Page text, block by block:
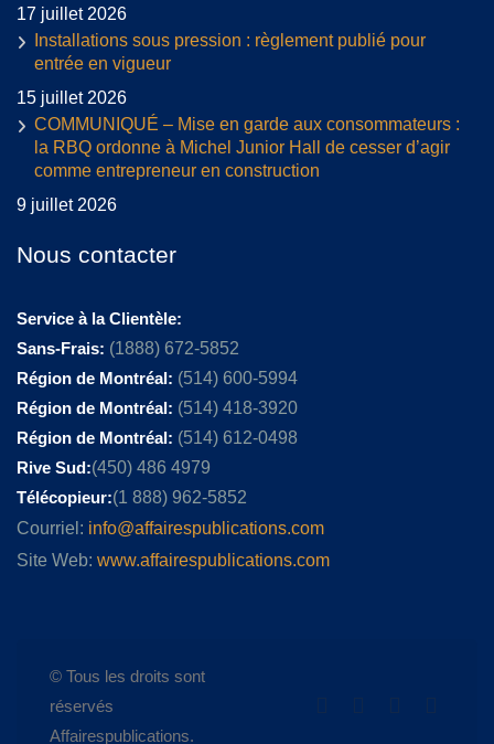
17 juillet 2026
Installations sous pression : règlement publié pour
entrée en vigueur
15 juillet 2026
COMMUNIQUÉ – Mise en garde aux consommateurs :
la RBQ ordonne à Michel Junior Hall de cesser d’agir
comme entrepreneur en construction
9 juillet 2026
Nous contacter
Service à la Clientèle:
Sans-Frais: (1888) 672-5852
Région de Montréal: (514) 600-5994
Région de Montréal: (514) 418-3920
Région de Montréal: (514) 612-0498
Rive Sud:(450) 486 4979
Télécopieur:(1 888) 962-5852
Courriel: info@affairespublications.com
Site Web: www.affairespublications.com
© Tous les droits sont
réservés
Affairespublications.